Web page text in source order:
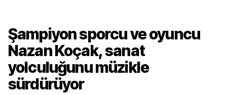
Şampiyon sporcu ve oyuncu
Nazan Koçak, sanat
yolculuğunu müzikle
sürdürüyor